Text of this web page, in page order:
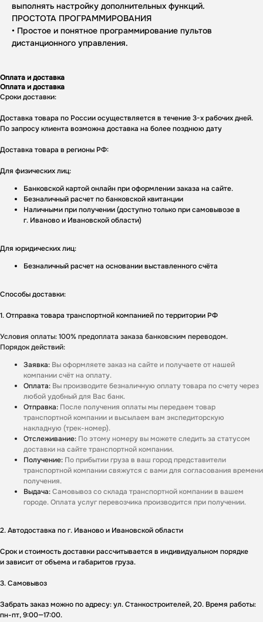
выполнять настройку дополнительных функций.
ПРОСТОТА ПРОГРАММИРОВАНИЯ
• Простое и понятное программирование пультов
дистанционного управления.
Оплата и доставка
Оплата и доставка
Сроки доставки:
Доставка товара по России осуществляется в течение 3-х рабочих дней.
По запросу клиента возможна доставка на более позднюю дату
Доставка товара в регионы РФ:
Для физических лиц:
Банковской картой онлайн при оформлении заказа на сайте.
Безналичный расчет по банковской квитанции
Наличными при получении (доступно только при самовывозе в
г. Иваново и Ивановской области)
Для юридических лиц:
Безналичный расчет на основании выставленного счёта
Способы доставки:
1. Отправка товара транспортной компанией по территории РФ
Условия оплаты: 100% предоплата заказа банковским переводом.
Порядок действий:
Заявка: Вы оформляете заказ на сайте и получаете от нашей
компании счёт на оплату.
Оплата: Вы производите безналичную оплату товара по счету через
любой удобный для Вас банк.
Отправка: После получения оплаты мы передаем товар
транспортной компании и высылаем вам экспедиторскую
накладную (трек-номер).
Отслеживание: По этому номеру вы можете следить за статусом
доставки на сайте транспортной компании.
Получение: По прибытии груза в ваш город представители
транспортной компании свяжутся с вами для согласования времени
получения.
Выдача:Самовывоз со склада транспортной компании в вашем
городе. Оплата услуг перевозчика производится при получении.
2. Автодоставка по г. Иваново и Ивановской области
Срок и стоимость доставки рассчитывается в индивидуальном порядке
и зависит от объема и габаритов груза.
3. Самовывоз
Забрать заказ можно по адресу: ул. Станкостроителей, 20. Время работы:
пн-пт, 9:00—17:00.
Ответьте на несколько вопросов - и мы
Получите
предложение на ворота